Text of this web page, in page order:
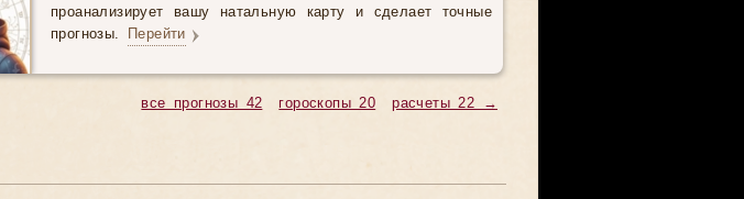
проанализирует вашу натальную карту и сделает точные
прогнозы. Перейти
расчеты 22 →
гороскопы 20
все прогнозы 42